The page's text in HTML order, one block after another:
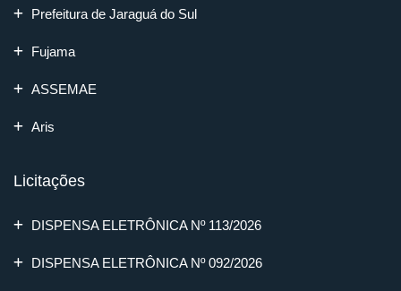
Prefeitura de Jaraguá do Sul
Fujama
ASSEMAE
Aris
Licitações
DISPENSA ELETRÔNICA Nº 113/2026
DISPENSA ELETRÔNICA Nº 092/2026